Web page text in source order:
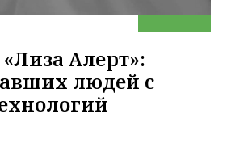
Алерт»:
людей с